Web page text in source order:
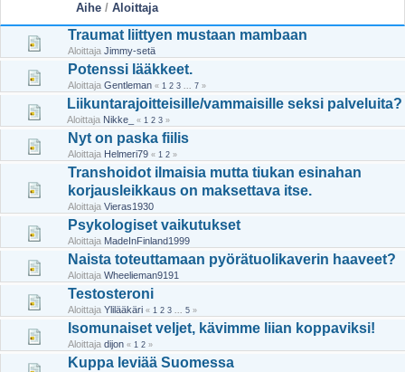
Aihe / Aloittaja
Traumat liittyen mustaan mambaan
Aloittaja Jimmy-setä
Potenssi lääkkeet.
Aloittaja Gentleman « 1 2 3 ... 7 »
Liikuntarajoitteisille/vammaisille seksi palveluita?
Aloittaja Nikke_ « 1 2 3 »
Nyt on paska fiilis
Aloittaja Helmeri79 « 1 2 »
Transhoidot ilmaisia mutta tiukan esinahan
korjausleikkaus on maksettava itse.
Aloittaja Vieras1930
Psykologiset vaikutukset
Aloittaja MadeInFinland1999
Naista toteuttamaan pyörätuolikaverin haaveet?
Aloittaja Wheelieman9191
Testosteroni
Aloittaja Ylilääkäri « 1 2 3 ... 5 »
Isomunaiset veljet, kävimme liian koppaviksi!
Aloittaja dijon « 1 2 »
Kuppa leviää Suomessa